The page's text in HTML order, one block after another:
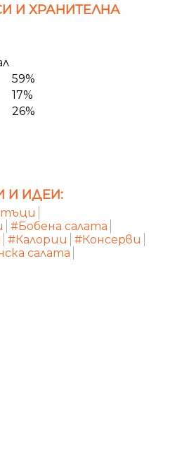
И ХРАНИТЕЛНА
59%
17%
26%
И ИДЕИ:
#Бобена салата
#Калории
#Консерви
салата